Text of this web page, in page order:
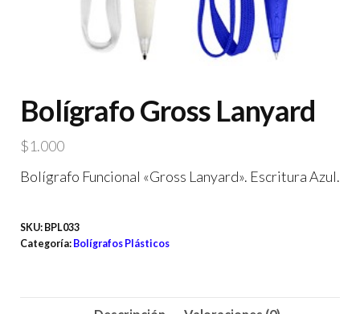
Bolígrafo Gross Lanyard
$1.000
Bolígrafo Funcional «Gross Lanyard». Escritura Azul.
SKU: BPL033
Categoría: Bolígrafos Plásticos